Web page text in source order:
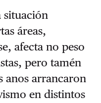
situación
áreas,
afecta no peso
pero tamén
anos arrancaron
en distintos